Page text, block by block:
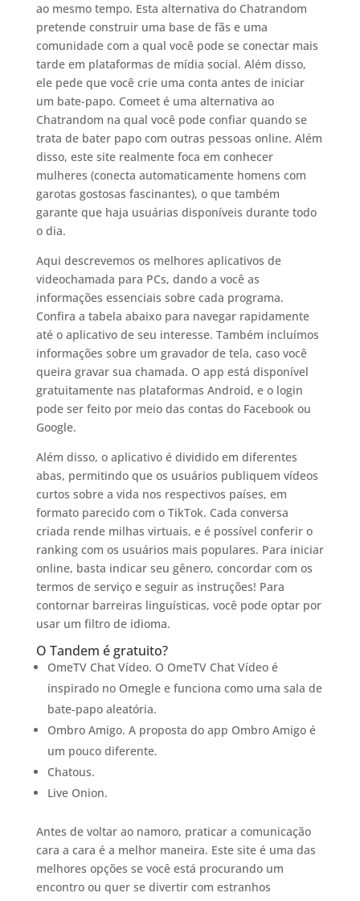
ao mesmo tempo. Esta alternativa do Chatrandom
pretende construir uma base de fãs e uma
comunidade com a qual você pode se conectar mais
tarde em plataformas de mídia social. Além disso,
ele pede que você crie uma conta antes de iniciar
um bate-papo. Comeet é uma alternativa ao
Chatrandom na qual você pode confiar quando se
trata de bater papo com outras pessoas online. Além
disso, este site realmente foca em conhecer
mulheres (conecta automaticamente homens com
garotas gostosas fascinantes), o que também
garante que haja usuárias disponíveis durante todo
o dia.
Aqui descrevemos os melhores aplicativos de
videochamada para PCs, dando a você as
informações essenciais sobre cada programa.
Confira a tabela abaixo para navegar rapidamente
até o aplicativo de seu interesse. Também incluímos
informações sobre um gravador de tela, caso você
queira gravar sua chamada. O app está disponível
gratuitamente nas plataformas Android, e o login
pode ser feito por meio das contas do Facebook ou
Google.
Além disso, o aplicativo é dividido em diferentes
abas, permitindo que os usuários publiquem vídeos
curtos sobre a vida nos respectivos países, em
formato parecido com o TikTok. Cada conversa
criada rende milhas virtuais, e é possível conferir o
ranking com os usuários mais populares. Para iniciar
online, basta indicar seu gênero, concordar com os
termos de serviço e seguir as instruções! Para
contornar barreiras linguísticas, você pode optar por
usar um filtro de idioma.
O Tandem é gratuito?
OmeTV Chat Vídeo. O OmeTV Chat Vídeo é
inspirado no Omegle e funciona como uma sala de
bate-papo aleatória.
Ombro Amigo. A proposta do app Ombro Amigo é
um pouco diferente.
Chatous.
Live Onion.
Antes de voltar ao namoro, praticar a comunicação
cara a cara é a melhor maneira. Este site é uma das
melhores opções se você está procurando um
encontro ou quer se divertir com estranhos